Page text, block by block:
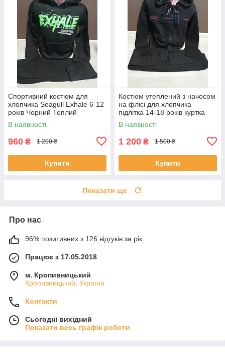
Спортивний костюм для
хлопчика Seagull Exhale 6-12
років Чорний Теплий
спортивний костюм на
хлопчика
В наявності
960 ₴ 1 200 ₴
Купити
Костюм утеплений з начосом
на флісі для хлопчика
підлітка 14-18 років куртка
штани чорний
В наявності
1 200 ₴ 1 500 ₴
Купити
Показати ще
Про нас
96% позитивних з 126 відгуків за рік
Працює з 17.05.2018
м. Кропивницький
Кропивницький, Україна
Контакти
Сьогодні вихідний
Показати весь графік роботи